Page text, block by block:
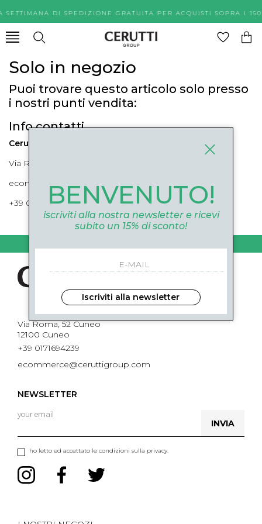
SETTIMANA DI SPEDIZIONE GRATUITA PER ACQUISTI
Solo in negozio
Puoi trovare questo articolo solo presso
i nostri punti vendita:
Info contatti
Cerutti Boutique
Via Roma, 52 Cuneo 12100 Cuneo
ecommerce@ceruttigroup.com
+39 0171694239
Via Roma, 52 Cuneo
12100 Cuneo
+39 0171694239
ecommerce@ceruttigroup.com
NEWSLETTER
ho letto ed accettato le condizioni sulla privacy.
INVIA
BENVENUTO!
iscriviti alla nostra newsletter e ricevi
subito un 15% di sconto!
Iscriviti alla newsletter